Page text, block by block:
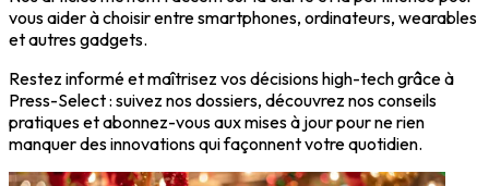
vous aider à choisir entre smartphones, ordinateurs, wearables
et autres gadgets.
Restez informé et maîtrisez vos décisions high-tech grâce à
Press-Select : suivez nos dossiers, découvrez nos conseils
pratiques et abonnez-vous aux mises à jour pour ne rien
manquer des innovations qui façonnent votre quotidien.